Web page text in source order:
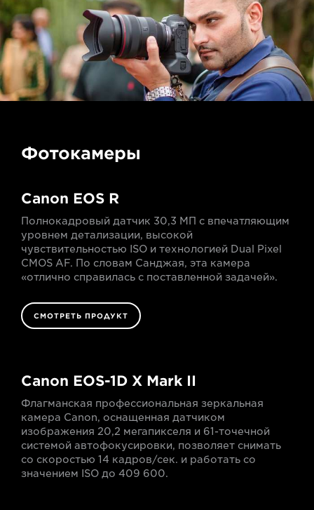
Фотокамеры
Canon EOS R
Полнокадровый датчик 30,3 МП с впечатляющим
уровнем детализации, высокой
чувствительностью ISO и технологией Dual Pixel
CMOS AF. По словам Санджая, эта камера
«отлично справилась с поставленной задачей».
СМОТРЕТЬ ПРОДУКТ
Canon EOS-1D X Mark II
Флагманская профессиональная зеркальная
камера Canon, оснащенная датчиком
изображения 20,2 мегапикселя и 61-точечной
системой автофокусировки, позволяет снимать
со скоростью 14 кадров/сек. и работать со
значением ISO до 409 600.